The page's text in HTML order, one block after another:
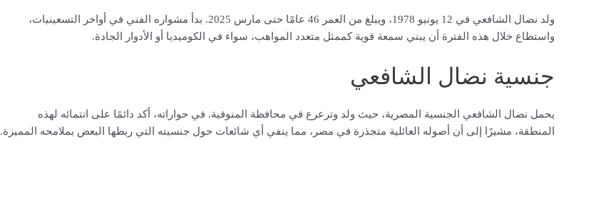
ولد نضال الشافعي في 12 يونيو 1978، ويبلغ من العمر 46 عامًا حتى مارس 2025. بدأ مشواره الفني في أواخر التسعينيات،
واستطاع خلال هذه الفترة أن يبني سمعة قوية كممثل متعدد المواهب، سواء في الكوميديا أو الأدوار الجادة.
جنسية نضال الشافعي
يحمل نضال الشافعي الجنسية المصرية، حيث ولد وترعرع في محافظة المنوفية. في حواراته، أكد دائمًا على انتمائه لهذه
المنطقة، مشيرًا إلى أن أصوله العائلية متجذرة في مصر، مما ينفي أي شائعات حول جنسيته التي ربطها البعض بملامحه المميزة.